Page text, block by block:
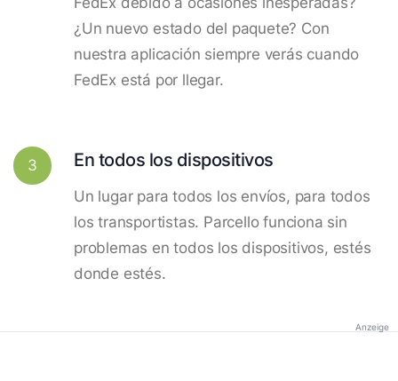
¿Un nuevo estado del paquete? Con
nuestra aplicación siempre verás cuando
FedEx está por llegar.
3 En todos los dispositivos
Un lugar para todos los envíos, para todos
los transportistas. Parcello funciona sin
problemas en todos los dispositivos, estés
donde estés.
Anzeige